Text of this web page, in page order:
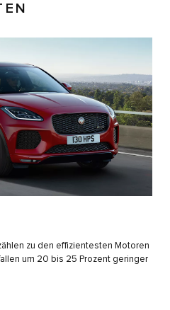
zu den effizientesten Motoren
um 20 bis 25 Prozent geringer